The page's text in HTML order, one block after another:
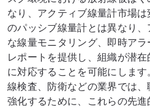
なり、アクティブ線量計市場
のパッシブ線量計とは異なり
な線量モニタリング、即時ア
レポートを提供し、組織が潜
に対応することを可能にしま
線検査、防衛などの業界では
強化するために、これらの先